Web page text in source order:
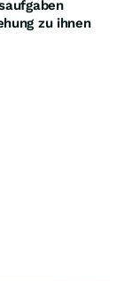
zu ihnen